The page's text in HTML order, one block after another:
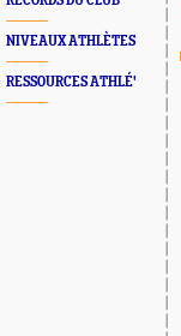
NIVEAUX ATHLÈTES
RESSOURCES ATHLÉ'